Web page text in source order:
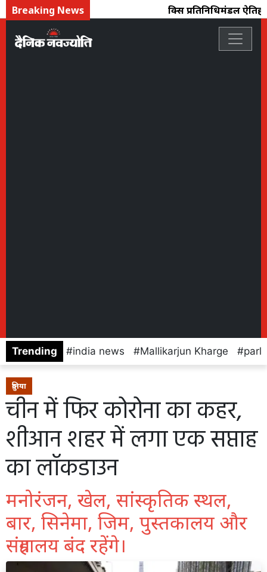
Breaking News ब्रिक्स प्रतिनिधिमंडल
Trending india news Mallikarjun Kharge
दुनिया
चीन में फिर कोरोना का कहर,
शीआन शहर में लगा एक सप्ताह
का लॉकडाउन
मनोरंजन, खेल, सांस्कृतिक स्थल,
बार, सिनेमा, जिम, पुस्तकालय और
संग्रहालय बंद रहेंगे।